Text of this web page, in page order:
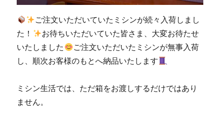
北
九
州
市
の
ミ
シ
専
ご注文いただいていたミシンが続々入荷しまし
た！
お待ちいただいていた皆さま、大変お待たせ
いたしました
ご注文いただいたミシンが無事入荷
し、順次お客様のもとへ納品いたします
ミシン生活では、ただ箱をお渡しするだけではあり
ません。